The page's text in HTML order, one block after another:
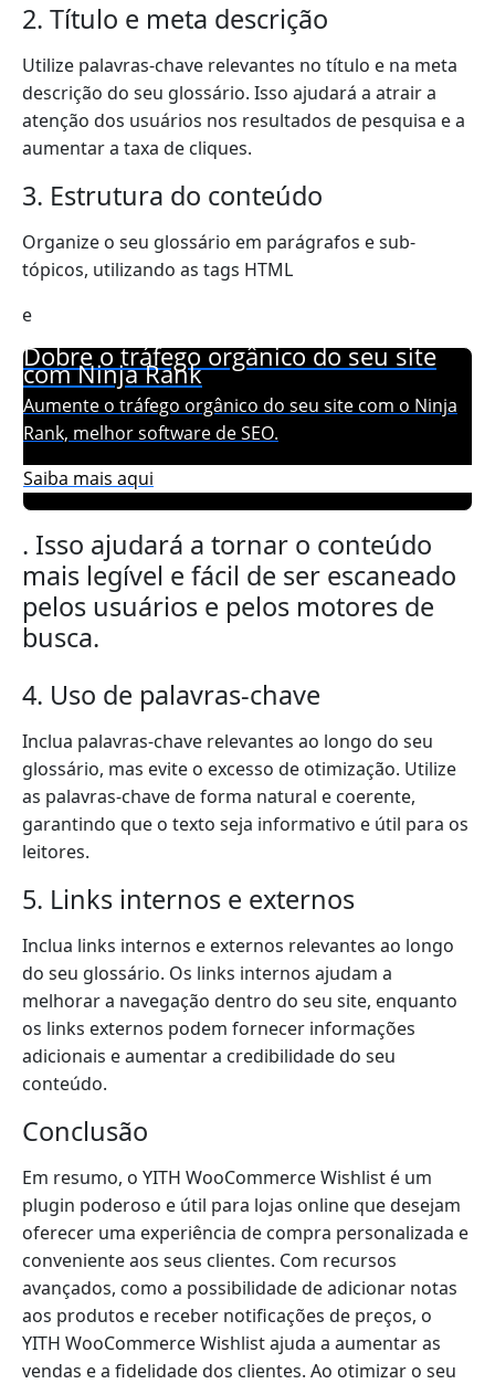
2. Título e meta descrição
Utilize palavras-chave relevantes no título e na meta
descrição do seu glossário. Isso ajudará a atrair a
atenção dos usuários nos resultados de pesquisa e a
aumentar a taxa de cliques.
3. Estrutura do conteúdo
Organize o seu glossário em parágrafos e sub-
tópicos, utilizando as tags HTML
e
Dobre o tráfego orgânico do seu site
com Ninja Rank
Aumente o tráfego orgânico do seu site com o Ninja
Rank, melhor software de SEO.
Saiba mais aqui
. Isso ajudará a tornar o conteúdo
mais legível e fácil de ser escaneado
pelos usuários e pelos motores de
busca.
4. Uso de palavras-chave
Inclua palavras-chave relevantes ao longo do seu
glossário, mas evite o excesso de otimização. Utilize
as palavras-chave de forma natural e coerente,
garantindo que o texto seja informativo e útil para os
leitores.
5. Links internos e externos
Inclua links internos e externos relevantes ao longo
do seu glossário. Os links internos ajudam a
melhorar a navegação dentro do seu site, enquanto
os links externos podem fornecer informações
adicionais e aumentar a credibilidade do seu
conteúdo.
Conclusão
Em resumo, o YITH WooCommerce Wishlist é um
plugin poderoso e útil para lojas online que desejam
oferecer uma experiência de compra personalizada e
conveniente aos seus clientes. Com recursos
avançados, como a possibilidade de adicionar notas
aos produtos e receber notificações de preços, o
YITH WooCommerce Wishlist ajuda a aumentar as
vendas e a fidelidade dos clientes. Ao otimizar o seu